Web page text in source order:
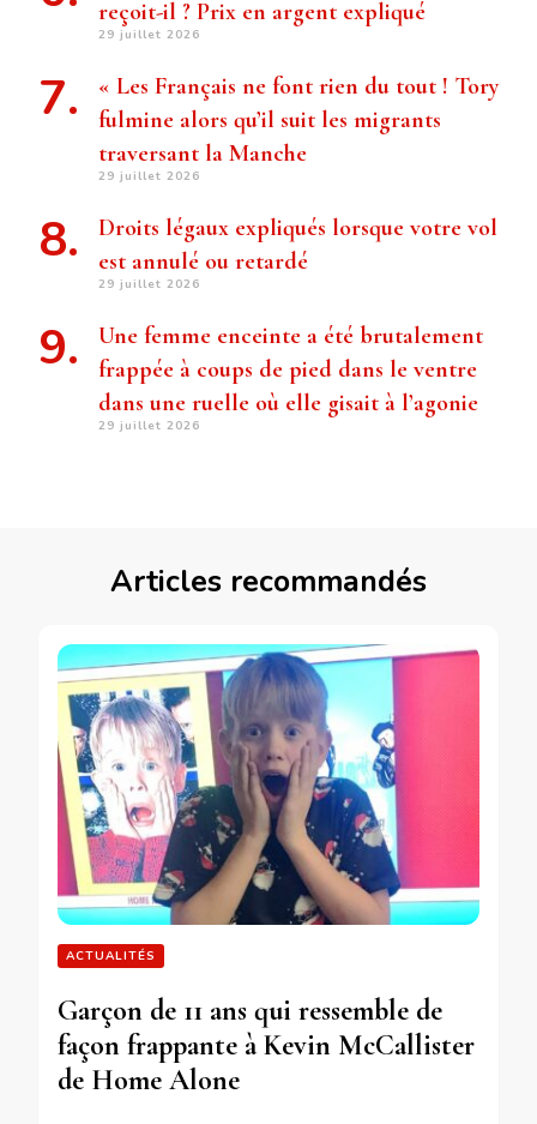
reçoit-il ? Prix ​​en argent expliqué
29 juillet 2026
« Les Français ne font rien du tout ! Tory
fulmine alors qu’il suit les migrants
traversant la Manche
29 juillet 2026
Droits légaux expliqués lorsque votre vol
est annulé ou retardé
29 juillet 2026
Une femme enceinte a été brutalement
frappée à coups de pied dans le ventre
dans une ruelle où elle gisait à l’agonie
29 juillet 2026
Articles recommandés
ACTUALITÉS
Garçon de 11 ans qui ressemble de
façon frappante à Kevin McCallister
de Home Alone